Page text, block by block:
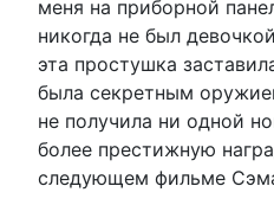
меня на приборной
никогда не был
эта простушка
была секретным
не получила ни одной
более престижную
следующем фильме